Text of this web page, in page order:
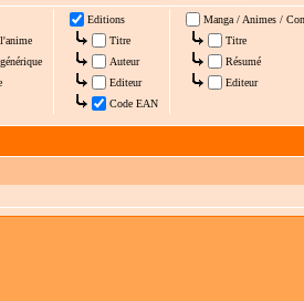
Editions
Titre
Auteur
Editeur
Code EAN
Manga / Animes /
Titre
Résumé
Editeur